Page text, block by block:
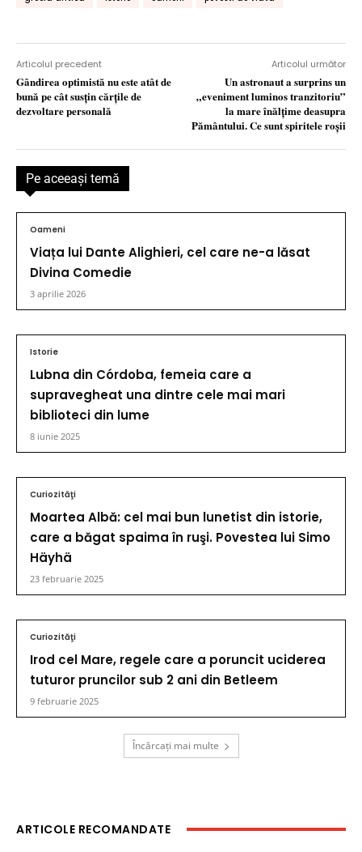
Articolul precedent
Gândirea optimistă nu este atât de
bună pe cât susţin cărţile de
dezvoltare personală
Articolul următor
Un astronaut a surprins un
„eveniment luminos tranzitoriu”
la mare înălțime deasupra
Pământului. Ce sunt spiritele roşii
Pe aceeaşi temă
Oameni
Viața lui Dante Alighieri, cel care ne-a lăsat
Divina Comedie
3 aprilie 2026
Istorie
Lubna din Córdoba, femeia care a
supravegheat una dintre cele mai mari
biblioteci din lume
8 iunie 2025
Curiozităţi
Moartea Albă: cel mai bun lunetist din istorie,
care a băgat spaima în ruşi. Povestea lui Simo
Häyhä
23 februarie 2025
Curiozităţi
Irod cel Mare, regele care a poruncit uciderea
tuturor pruncilor sub 2 ani din Betleem
9 februarie 2025
Încărcați mai multe
ARTICOLE RECOMANDATE